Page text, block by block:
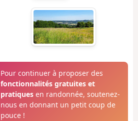
Pour continuer à proposer des
fonctionnalités gratuites et
pratiquesen randonnée, soutenez-
nous en donnant un petit coup de
pouce !